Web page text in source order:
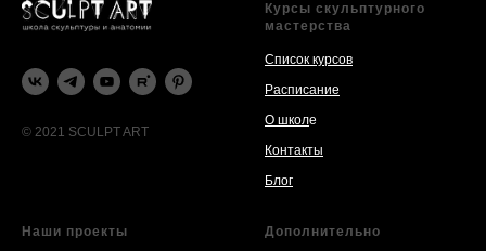
© 2021 SCULPT ART
Курсы скульптурного
мастерства
Список курсов
Расписание
О школе
Контакты
Блог
Наши проекты Дополнительно